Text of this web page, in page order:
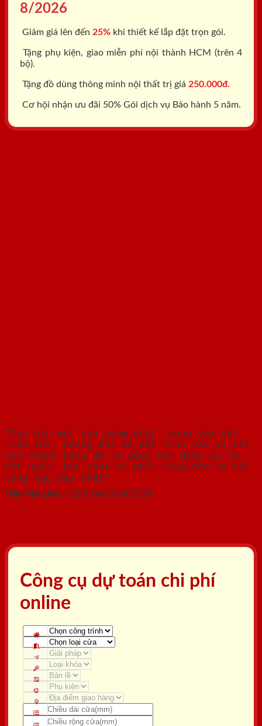
8/2026
Giảm giá lên đến 25% khi thiết kế lắp đặt trọn gói.
Tặng phụ kiện, giao miễn phí nội thành HCM (trên 4
bộ).
Tặng đồ dùng thông minh nội thất trị giá 250.000đ.
Cơ hội nhận ưu đãi 50% Gói dịch vụ Bảo hành 5 năm.
"Khi bán một sản phẩm chất lượng với vật
liệu tốt, chúng tôi đã đặt mình vào vị trí
của Khách hàng để cố gắng xem điều gì là
tốt nhất, bền nhất và phải mang đến sự hài
lòng lâu dài nhất"
Trần Văn Lãm / CEO SAIGONDOOR
Công cụ dự toán chi phí
online